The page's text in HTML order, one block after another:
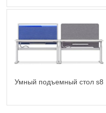
Умный подъемный стол s8